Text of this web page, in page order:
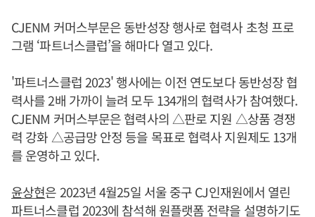
CJENM 커머스부문은 동반성장 행사로 협력사 초청 프로
그램 ‘파트너스클럽’을 해마다 열고 있다.
'파트너스클럽 2023' 행사에는 이전 연도보다 동반성장 협
력사를 2배 가까이 늘려 모두 134개의 협력사가 참여했다.
CJENM 커머스부문은 협력사의 △판로 지원 △상품 경쟁
력 강화 △공급망 안정 등을 목표로 협력사 지원제도 13개
를 운영하고 있다.
윤상현은 2023년 4월25일 서울 중구 CJ인재원에서 열린
파트너스클럽 2023에 참석해 원플랫폼 전략을 설명하기도